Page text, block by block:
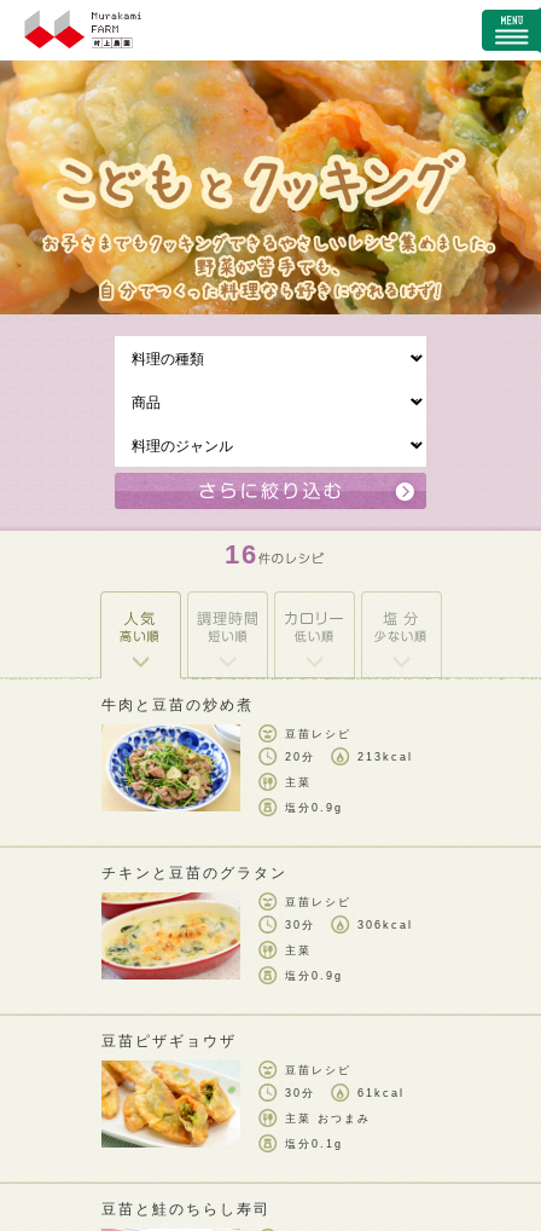
16
牛肉と豆苗の炒め煮
豆苗レシピ
20分
213kcal
主菜
塩分 0.9g
チキンと豆苗のグラタン
豆苗レシピ
30分
306kcal
主菜
塩分 0.9g
豆苗ピザギョウザ
豆苗レシピ
30分
61kcal
主菜 おつまみ
塩分 0.1g
豆苗と鮭のちらし寿司